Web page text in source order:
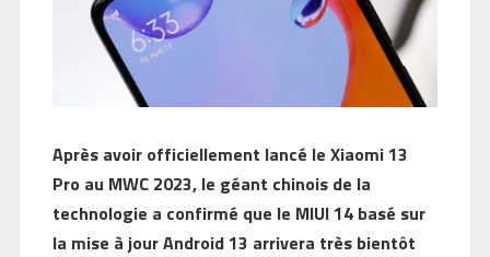
Après avoir officiellement lancé le Xiaomi 13
Pro au MWC 2023, le géant chinois de la
technologie a confirmé que le MIUI 14 basé sur
la mise à jour Android 13 arrivera très bientôt